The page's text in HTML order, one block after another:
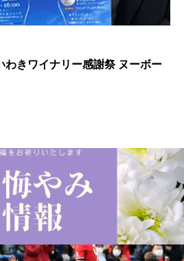
わきワイナリー感謝祭 ヌーボー